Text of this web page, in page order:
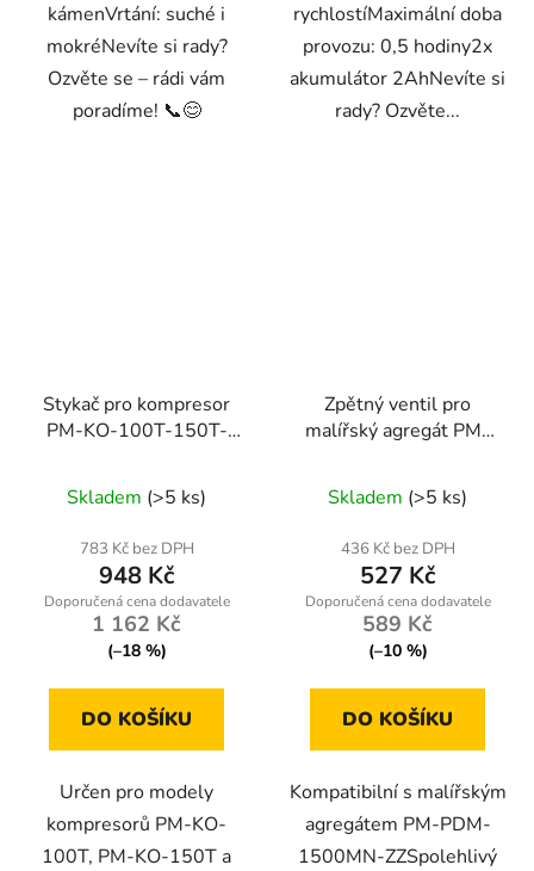
kámenVrtání: suché i
mokréNevíte si rady?
Ozvěte se – rádi vám
poradíme! 📞😊
rychlostíMaximální doba
provozu: 0,5 hodiny2x
akumulátor 2AhNevíte si
rady? Ozvěte...
Stykač pro kompresor
PM-KO-100T-150T-
Skladem (>5 ks)
783 Kč bez DPH
948 Kč
1 162 Kč
(–18 %)
DO KOŠÍKU
Určen pro modely
kompresorů PM-KO-
100T, PM-KO-150T a
Zpětný ventil pro
malířský agregát PM-
Skladem (>5 ks)
436 Kč bez DPH
527 Kč
589 Kč
(–10 %)
DO KOŠÍKU
Kompatibilní s malířským
agregátem PM-PDM-
1500MN-ZZSpolehlivý